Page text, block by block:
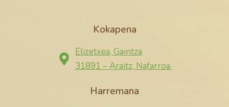
Kokapena
Elizetxea, Gaintza
31891 – Araitz, Nafarroa.
Harremana